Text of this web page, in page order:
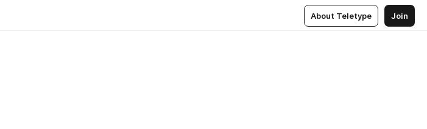
About Teletype Join